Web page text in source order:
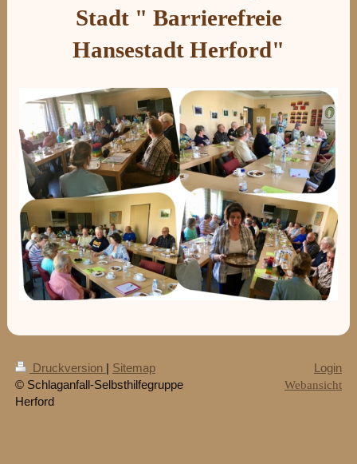
Stadt " Barrierefreie
Hansestadt Herford"
Druckversion | Sitemap
© Schlaganfall-Selbsthilfegruppe
Herford
Login
Webansicht